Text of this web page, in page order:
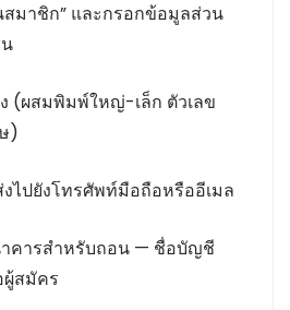
สมาชิก” และกรอกข้อมูลส่วน
(ผสมพิมพ์ใหญ่-เล็ก ตัวเลข
)
ไปยังโทรศัพท์มือถือหรืออีเมล
คารสำหรับถอน — ชื่อบัญชี
ผู้สมัคร